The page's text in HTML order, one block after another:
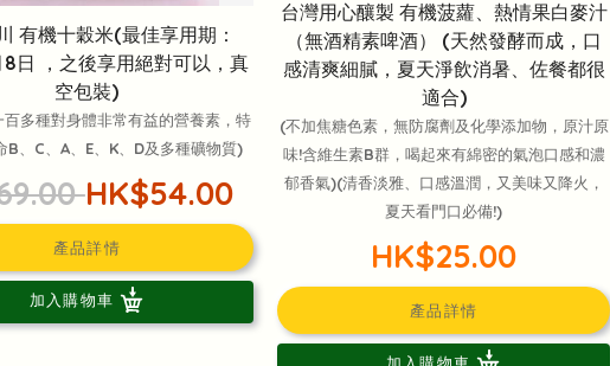
有機十穀米(最佳享用期：
日 ，之後享用絕對可以，真
空包裝)
多種對身體非常有益的營養素，特
B、C、A、E、K、D及多種礦物質)
HK$54.00
產品詳情
加入購物車
台灣用心釀製 有機菠蘿、熱情果白麥汁
（無酒精素啤酒） (天然發酵而成，口
感清爽細膩，夏天淨飲消暑、佐餐都很
適合)
(不加焦糖色素，無防腐劑及化學添加物，原汁原
味!含維生素B群，喝起來有綿密的氣泡口感和濃
郁香氣)(清香淡雅、口感溫潤，又美味又降火，
夏天看門口必備!)
HK$25.00
產品詳情